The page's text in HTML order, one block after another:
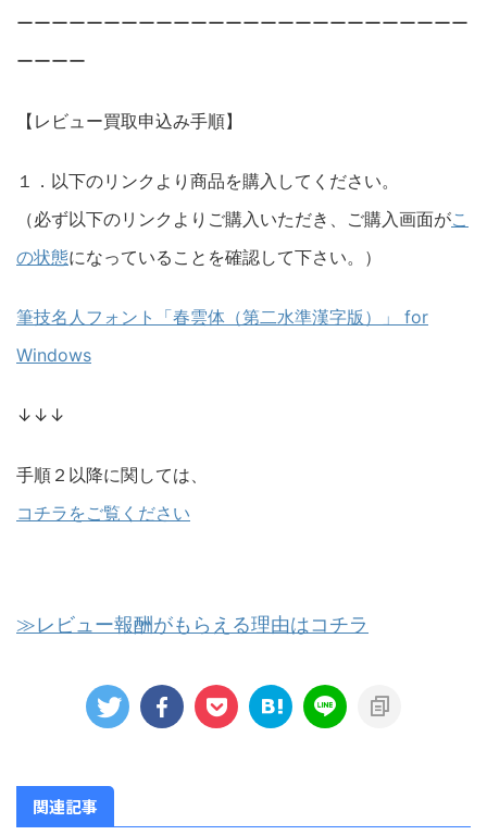
ーーーーーーーーーーーーーーーーーーーーーーーーーー
ーーーー
【レビュー買取申込み手順】
１．以下のリンクより商品を購入してください。
（必ず以下のリンクよりご購入いただき、ご購入画面がこ
の状態になっていることを確認して下さい。）
筆技名人フォント「春雲体（第二水準漢字版）」 for
Windows
↓↓↓
手順２以降に関しては、
コチラをご覧ください
≫レビュー報酬がもらえる理由はコチラ
関連記事